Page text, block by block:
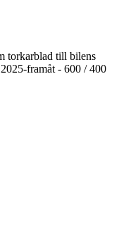
torkarblad till bilens
framåt - 600 / 400